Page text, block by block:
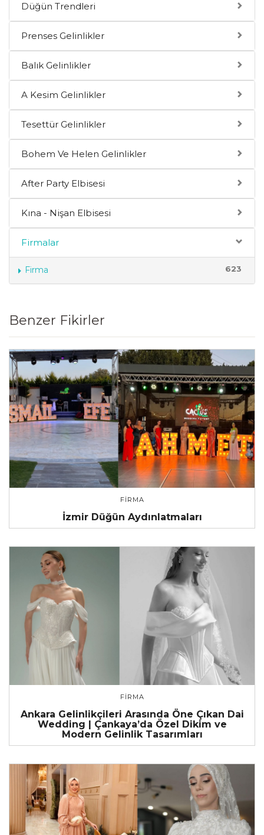
Düğün Trendleri
Prenses Gelinlikler
Balık Gelinlikler
A Kesim Gelinlikler
Tesettür Gelinlikler
Bohem Ve Helen Gelinlikler
After Party Elbisesi
Kına - Nişan Elbisesi
Firmalar
623
Firma
Benzer Fikirler
FIRMA
İzmir Düğün Aydınlatmaları
FIRMA
Ankara Gelinlikçileri Arasında Öne Çıkan Dai
Wedding | Çankaya’da Özel Dikim ve
Modern Gelinlik Tasarımları